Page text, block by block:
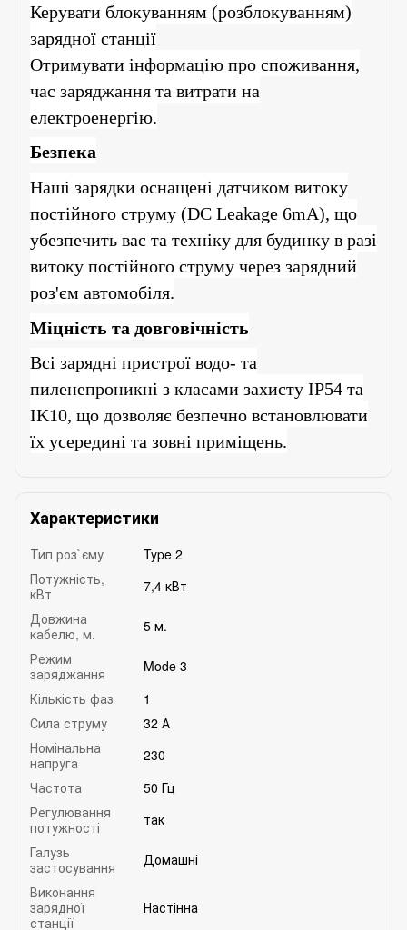
Керувати блокуванням (розблокуванням)
зарядної станції
Отримувати інформацію про споживання,
час заряджання та витрати на
електроенергію.
Безпека
Наші зарядки оснащені датчиком витоку
постійного струму (DC Leakage 6mA), що
убезпечить вас та техніку для будинку в разі
витоку постійного струму через зарядний
роз'єм автомобіля.
Міцність та довговічність
Всі зарядні пристрої водо- та
пиленепроникні з класами захисту IP54 та
IK10, що дозволяє безпечно встановлювати
їх усередині та зовні приміщень.
Характеристики
Тип роз`єму
Type 2
Потужність,
кВт
7,4 кВт
Довжина
кабелю, м.
5 м.
Режим
заряджання
Mode 3
Кількість фаз
1
Сила струму
32 А
Номінальна
напруга
230
Частота
50 Гц
Регулювання
потужності
так
Галузь
застосування
Домашні
Виконання
зарядної
станції
Настінна